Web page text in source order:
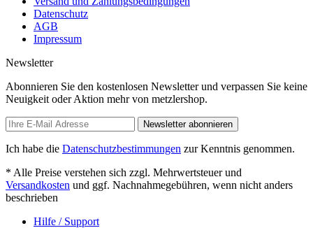
Datenschutz
AGB
Impressum
Newsletter
Abonnieren Sie den kostenlosen Newsletter und verpassen Sie keine
Neuigkeit oder Aktion mehr von metzlershop.
Newsletter abonnieren
Ich habe die Datenschutzbestimmungen zur Kenntnis genommen.
* Alle Preise verstehen sich zzgl. Mehrwertsteuer und
Versandkosten und ggf. Nachnahmegebühren, wenn nicht anders
beschrieben
Hilfe / Support